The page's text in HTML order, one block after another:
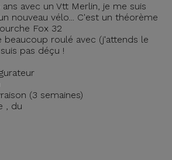
avec un Vtt Merlin, je me suis
nouveau vélo... C'est un théorème
Fox 32
beaucoup roulé avec (j'attends le
pas déçu !
(3 semaines)
, du